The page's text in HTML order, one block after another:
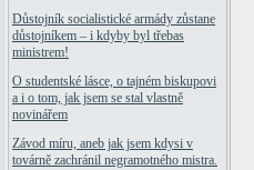
Důstojník socialistické armády zůstane
důstojníkem – i kdyby byl třebas
ministrem!
O studentské lásce, o tajném biskupovi
a i o tom, jak jsem se stal vlastně
novinářem
Závod míru, aneb jak jsem kdysi v
továrně zachránil negramotného mistra.